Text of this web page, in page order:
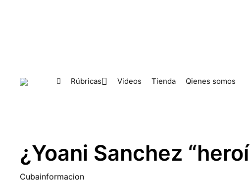
Rúbricas Videos Tienda Qienes somos
¿Yoani Sanchez
Cubainformacion